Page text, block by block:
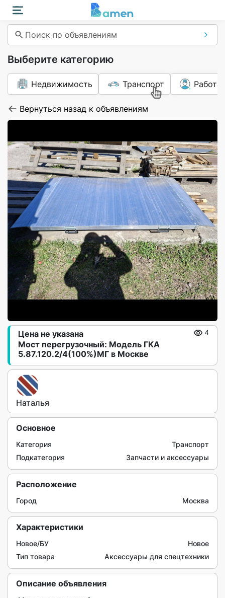
Поиск по объявлениям
Выберите категорию
Недвижимость Транспорт Работа
Вернуться назад к объявлениям
Мост перегрузочный: Модель ГКА
5.87.120.2/4(100%)МГ в Москве
Цена не указана 4
Наталья
Основное
Категория
Транспорт
Подкатегория
Запчасти и аксессуары
Расположение
Город Москва
Характеристики
Новое/БУ
Новое
Тип товара
Аксессуары для спецтехники
Описание объявления